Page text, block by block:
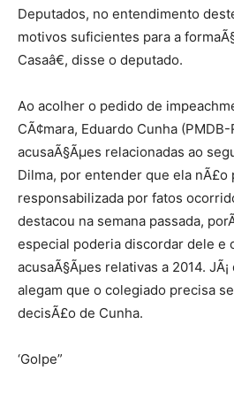
Deputados, no entendimento
motivos suficientes para a
Casaâ€, disse o deputado.
Ao acolher o pedido de
CÃ¢mara, Eduardo Cunha
acusaÃ§Ãµes relacionadas ao
Dilma, por entender que ela nÃ£o
responsabilizada por fatos
destacou na semana passada,
especial poderia discordar dele e
acusaÃ§Ãµes relativas a 2014.
alegam que o colegiado precisa
decisÃ£o de Cunha.
‘Golpe”